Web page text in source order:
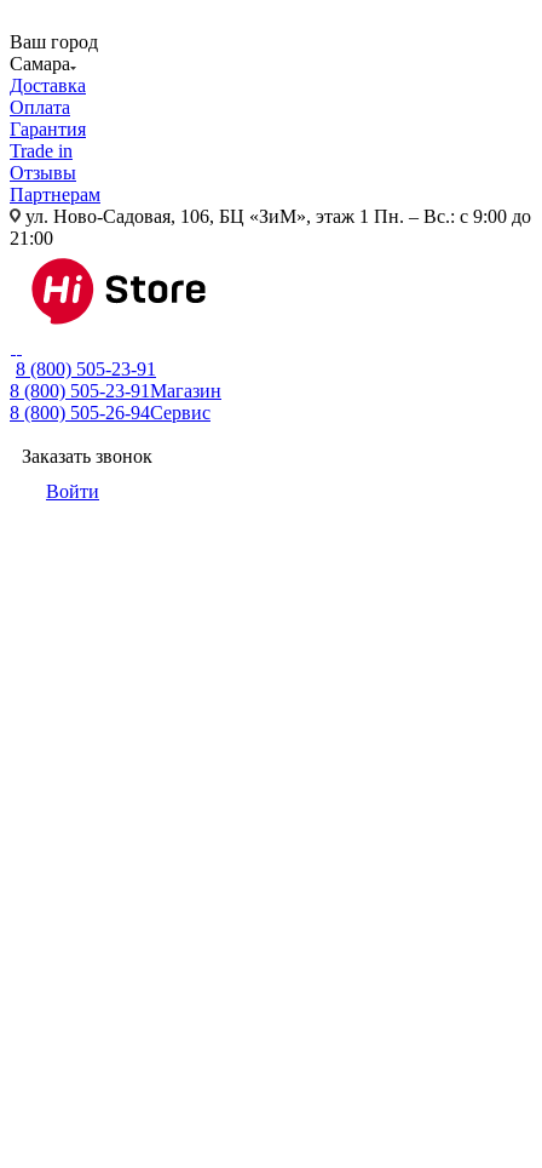
Ваш город
Самара
Доставка
Оплата
Гарантия
Trade in
Отзывы
Партнерам
ул. Ново-Садовая, 106, БЦ «ЗиМ», этаж 1 Пн. – Вс.: с 9:00 до
21:00
8 (800) 505-23-91
8 (800) 505-23-91Магазин
8 (800) 505-26-94Сервис
Заказать звонок
Войти